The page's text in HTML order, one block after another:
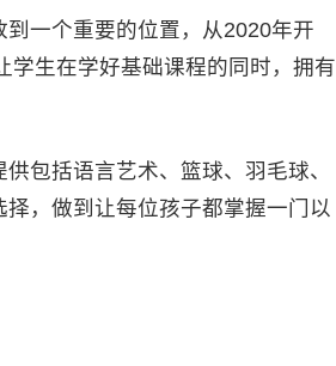
一个重要的位置，从2020年开
学生在学好基础课程的同时，拥有
括语言艺术、篮球、羽毛球、
，做到让每位孩子都掌握一门以